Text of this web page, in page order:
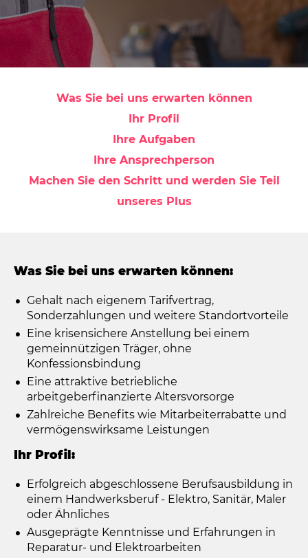
Was Sie bei uns erwarten können
Ihr Profil
Ihre Aufgaben
Ihre Ansprechperson
Machen Sie den Schritt und werden Sie Teil
unseres Plus
Was Sie bei uns erwarten können:
Gehalt nach eigenem Tarifvertrag,
Sonderzahlungen und weitere Standortvorteile
Eine krisensichere Anstellung bei einem
gemeinnützigen Träger, ohne
Konfessionsbindung
Eine attraktive betriebliche
arbeitgeberfinanzierte Altersvorsorge
Zahlreiche Benefits wie Mitarbeiterrabatte und
vermögenswirksame Leistungen
Ihr Profil:
Erfolgreich abgeschlossene Berufsausbildung in
einem Handwerksberuf - Elektro, Sanitär, Maler
oder Ähnliches
Ausgeprägte Kenntnisse und Erfahrungen in
Reparatur- und Elektroarbeiten